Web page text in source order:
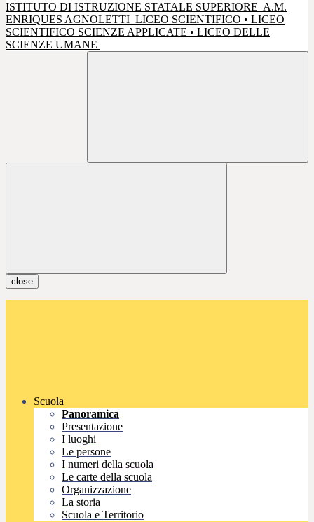
ISTITUTO DI ISTRUZIONE STATALE SUPERIORE A.M.
ENRIQUES AGNOLETTI LICEO SCIENTIFICO • LICEO
SCIENTIFICO SCIENZE APPLICATE • LICEO DELLE
SCIENZE UMANE
close
Scuola
Panoramica
Presentazione
I luoghi
Le persone
I numeri della scuola
Le carte della scuola
Organizzazione
La storia
Scuola e Territorio